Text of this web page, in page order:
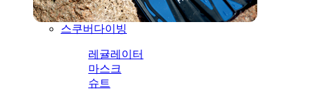
스쿠버다이빙
레귤레이터
마스크
슈트